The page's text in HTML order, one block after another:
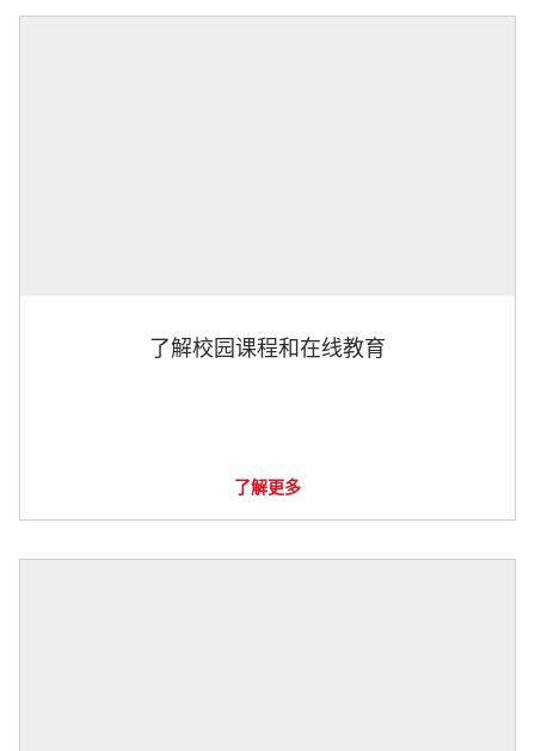
了解校园课程和在线教育
了解更多